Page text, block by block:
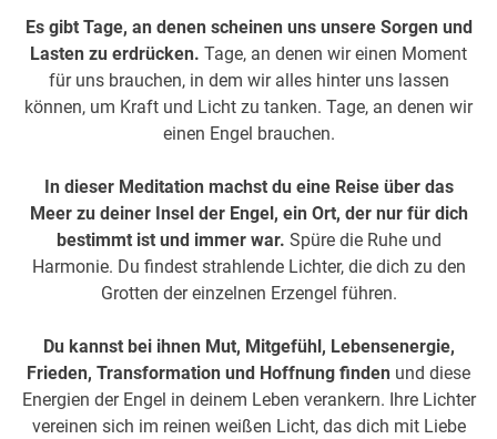
Es gibt Tage, an denen scheinen uns unsere Sorgen und
Lasten zu erdrücken. Tage, an denen wir einen Moment
für uns brauchen, in dem wir alles hinter uns lassen
können, um Kraft und Licht zu tanken. Tage, an denen wir
einen Engel brauchen.
In dieser Meditation machst du eine Reise über das
Meer zu deiner Insel der Engel, ein Ort, der nur für dich
bestimmt ist und immer war. Spüre die Ruhe und
Harmonie. Du findest strahlende Lichter, die dich zu den
Grotten der einzelnen Erzengel führen.
Du kannst bei ihnen Mut, Mitgefühl, Lebensenergie,
Frieden, Transformation und Hoffnung finden und diese
Energien der Engel in deinem Leben verankern. Ihre Lichter
vereinen sich im reinen weißen Licht, das dich mit Liebe